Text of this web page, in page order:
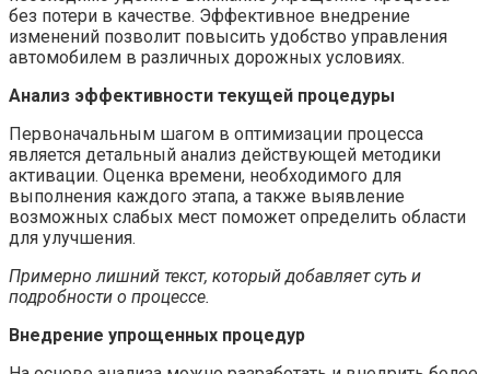
без потери в качестве. Эффективное внедрение
изменений позволит повысить удобство управления
автомобилем в различных дорожных условиях.
Анализ эффективности текущей процедуры
Первоначальным шагом в оптимизации процесса
является детальный анализ действующей методики
активации. Оценка времени, необходимого для
выполнения каждого этапа, а также выявление
возможных слабых мест поможет определить области
для улучшения.
Примерно лишний текст, который добавляет суть и
подробности о процессе.
Внедрение упрощенных процедур